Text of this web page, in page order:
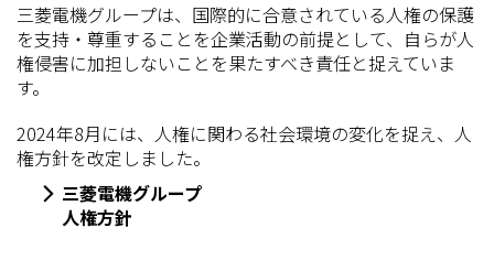
三菱電機グループは、国際的に合意されている人権の保護
を支持・尊重することを企業活動の前提として、自らが人
権侵害に加担しないことを果たすべき責任と捉えていま
す。
2024年8月には、人権に関わる社会環境の変化を捉え、人
権方針を改定しました。
三菱電機グループ
人権方針